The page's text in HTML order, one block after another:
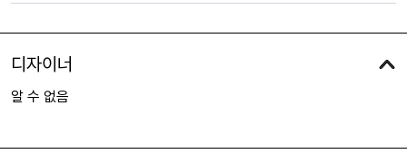
디자이너
알 수 없음